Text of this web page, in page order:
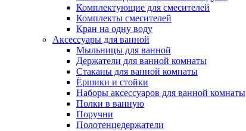
Комплектующие для смесителей
Комплекты смесителей
Кран на одну воду
Аксессуары для ванной
Мыльницы для ванной
Держатели для ванной комнаты
Стаканы для ванной комнаты
Ёршики и стойки
Наборы аксессуаров для ванной комнаты
Полки в ванную
Поручни
Полотенцедержатели